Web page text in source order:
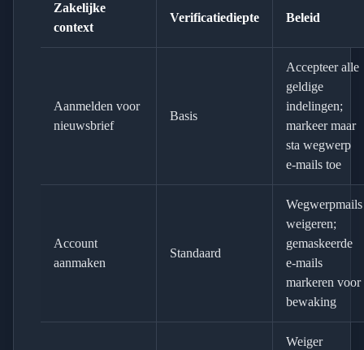
Zakelijke
context
Verificatiediepte Beleid
Aanmelden voor
nieuwsbrief
Basis
Accepteer alle
geldige
indelingen;
markeer maar
sta wegwerp
e-mails toe
Account
aanmaken
Standaard
Wegwerpmails
weigeren;
gemaskeerde
e-mails
markeren voor
bewaking
Weiger